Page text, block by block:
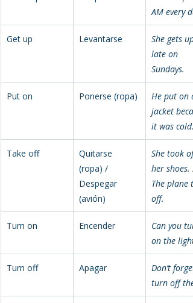
AM every
Get up Levantarse
She gets up
late on
Sundays.
Put on Ponerse (ropa)
He put on a
jacket
it was cold.
Take off
Quitarse
(ropa) /
Despegar
(avión)
She took off
her shoes. /
The plane
off.
Turn on Encender
Can you
on the
Turn off Apagar
Don’t
turn off the